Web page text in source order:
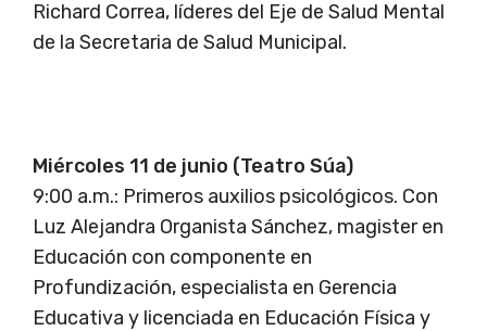
Richard Correa, líderes del Eje de Salud Mental
de la Secretaria de Salud Municipal.
Miércoles 11 de junio (Teatro Súa)
9:00 a.m.: Primeros auxilios psicológicos. Con
Luz Alejandra Organista Sánchez, magister en
Educación con componente en
Profundización, especialista en Gerencia
Educativa y licenciada en Educación Física y